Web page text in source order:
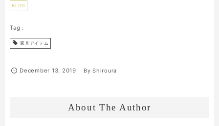
BLOG
家具アイテム
December 13 2019 ByShiroura
About The Author